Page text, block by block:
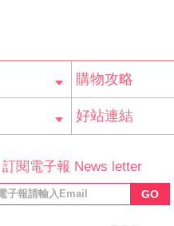
購物攻略
常見問題
購物說明
訂單查詢
好站連結
福利協會
絲專頁
訂閱電子報 News letter
GO